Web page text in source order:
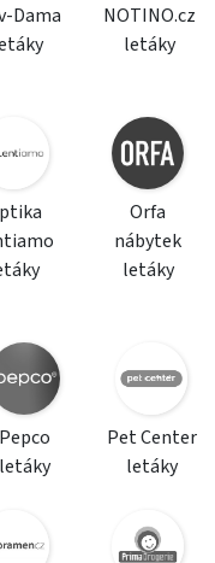
Dama
NOTINO.cz
letáky
Orfa
nábytek
letáky
Pepco
letáky
Pet Center
letáky